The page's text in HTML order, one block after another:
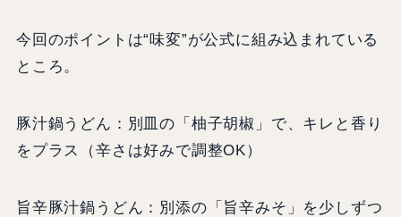
今回のポイントは“味変”が公式に組み込まれている
ところ。
豚汁鍋うどん：別皿の「柚子胡椒」で、キレと香り
をプラス（辛さは好みで調整OK）
旨辛豚汁鍋うどん：別添の「旨辛みそ」を少しずつ